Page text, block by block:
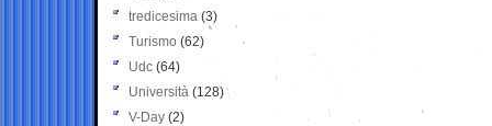
tredicesima (3)
Turismo (62)
Udc (64)
Università (128)
V-Day (2)